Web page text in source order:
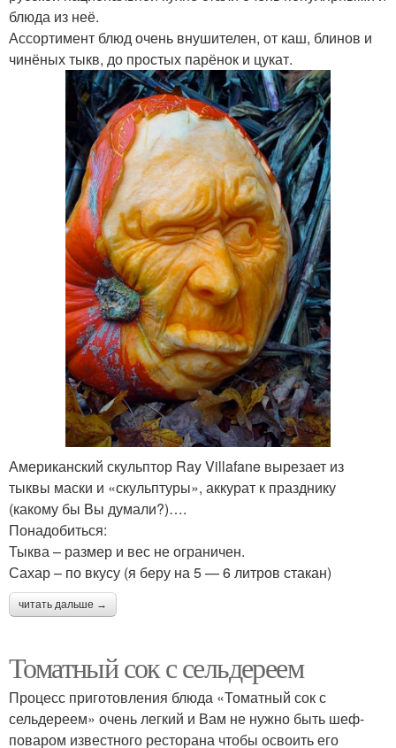
блюда из неё.
Ассортимент блюд очень внушителен, от каш, блинов и
чинёных тыкв, до простых парёнок и цукат.
Американский скульптор Ray Villafane вырезает из
тыквы маски и «скульптуры», аккурат к празднику
(какому бы Вы думали?)….
Понадобиться:
Тыква – размер и вес не ограничен.
Сахар – по вкусу (я беру на 5 — 6 литров стакан)
читать дальше →
Томатный сок с сельдереем
Процесс приготовления блюда «Томатный сок с
сельдереем» очень легкий и Вам не нужно быть шеф-
поваром известного ресторана чтобы освоить его